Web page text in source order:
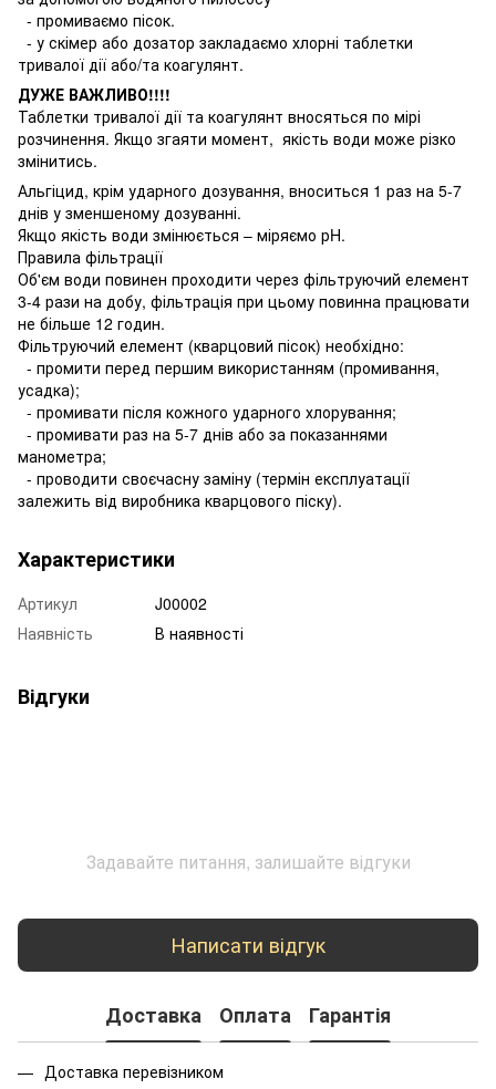
- промиваємо пісок.
- у скімер або дозатор закладаємо хлорні таблетки
тривалої дії або/та коагулянт.
ДУЖЕ ВАЖЛИВО!!!!
Таблетки тривалої дії та коагулянт вносяться по мірі
розчинення. Якщо згаяти момент, якість води може різко
змінитись.
Альгіцид, крім ударного дозування, вноситься 1 раз на 5-7
днів у зменшеному дозуванні.
Якщо якість води змінюється – міряємо рH.
Правила фільтрації
Об'єм води повинен проходити через фільтруючий елемент
3-4 рази на добу, фільтрація при цьому повинна працювати
не більше 12 годин.
Фільтруючий елемент (кварцовий пісок) необхідно:
- промити перед першим використанням (промивання,
усадка);
- промивати після кожного ударного хлорування;
- промивати раз на 5-7 днів або за показаннями
манометра;
- проводити своєчасну заміну (термін експлуатації
залежить від виробника кварцового піску).
Характеристики
Артикул
J00002
Наявність
В наявності
Відгуки
Задавайте питання, залишайте відгуки
Написати відгук
Доставка Оплата Гарантія
Доставка перевізником